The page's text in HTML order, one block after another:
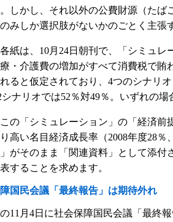
しかし、それ以外の公費財源（た
みしか選択肢がないかのごとく主張
紙は、10月24日朝刊で、「シミュ
・介護費の増加がすべて消費税で
ると仮定されており、4つのシナリ
シナリオでは52％対49％。いずれの
の「シミュレーション」の「経済
高い名目経済成長率（2008年度28
がそのまま「関連資料」として添
することを求めます。
障国民会議「最終報告」は期待外れ
11月4日に社会保障国民会議「最終